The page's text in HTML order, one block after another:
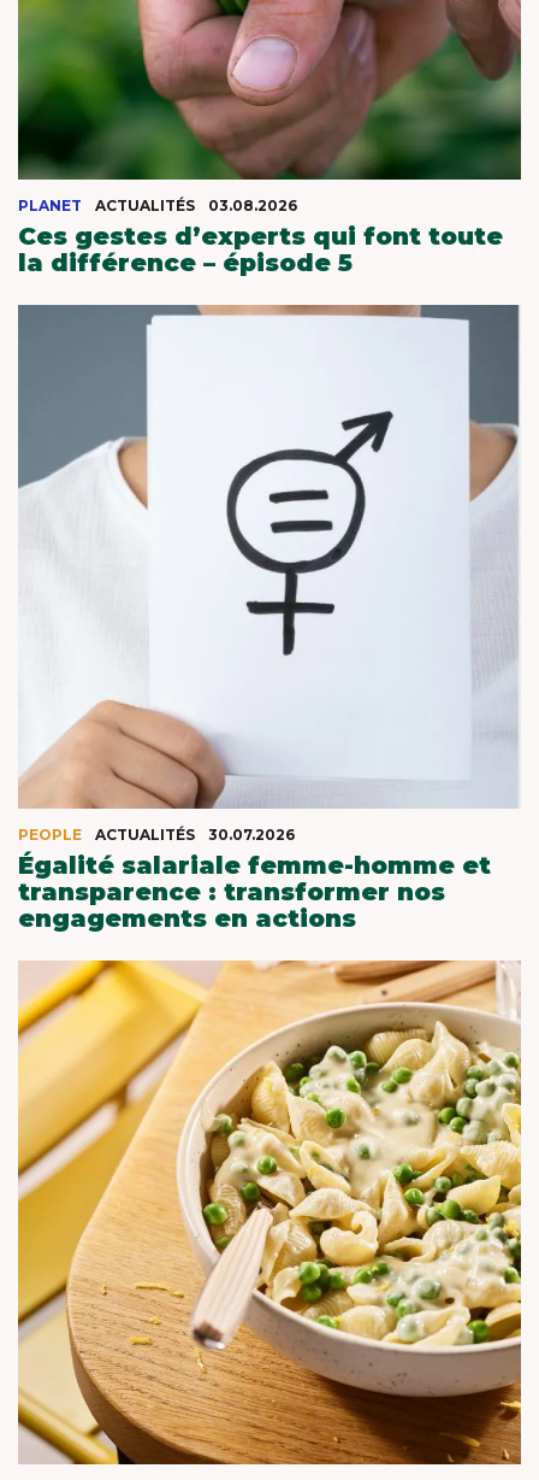
PLANET ACTUALITÉS 03.08.2026
Ces gestes d’experts qui font toute
la différence – épisode 5
PEOPLE ACTUALITÉS 30.07.2026
Égalité salariale femme-homme et
transparence : transformer nos
engagements en actions